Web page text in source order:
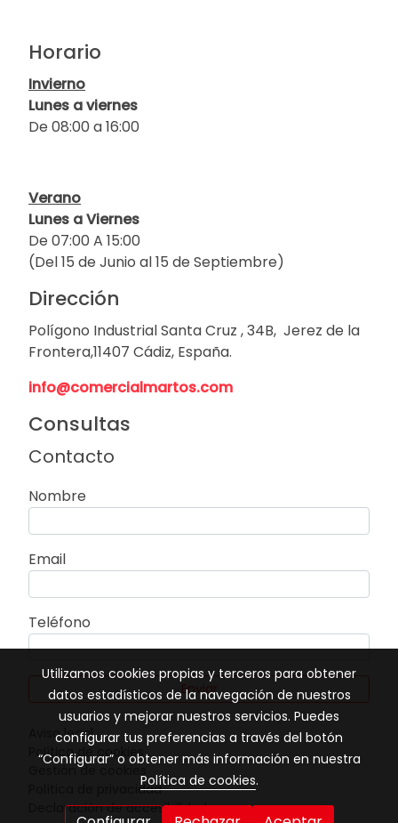
Horario
Invierno
Lunes a viernes
De 08:00 a 16:00
Verano
Lunes a Viernes
De 07:00 A 15:00
(Del 15 de Junio al 15 de Septiembre)
Dirección
Polígono Industrial Santa Cruz , 34B, Jerez de la
Frontera,11407 Cádiz, España.
info@comercialmartos.com
Consultas
Contacto
Nombre
Email
Teléfono
Enviar
Aviso legal
Política de cookies
Gestión de cookies
Política de privacidad
Declaración de accesibilidad
Utilizamos cookies propias y terceros para obtener
datos estadísticos de la navegación de nuestros
usuarios y mejorar nuestros servicios. Puedes
configurar tus preferencias a través del botón
“Configurar” o obtener más información en nuestra
Política de cookies.